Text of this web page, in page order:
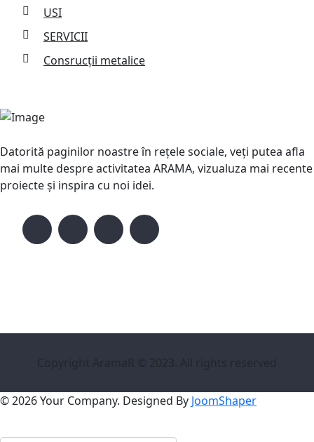
USI
SERVICII
Consrucții metalice
Datorită paginilor noastre în rețele sociale, veți putea afla
mai multe despre activitatea ARAMA, vizualuza mai recente
proiecte și inspira cu noi idei.
Copyright AramaR © 2023. All rights reserved
© 2026 Your Company. Designed By JoomShaper